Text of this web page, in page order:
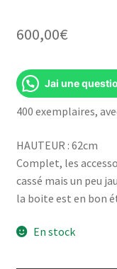
600,00€
Jai une
400 exemplaires,
HAUTEUR : 62cm
Complet, les
cassé mais un peu
la boite est en bon
En stock